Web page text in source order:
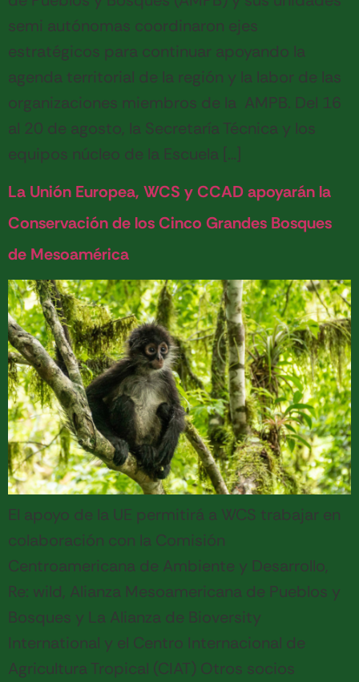
semi autónomas coordinaron ejes
estratégicos para continuar apoyando la
agenda territorial de la región y la labor de las
organizaciones miembros de la AMPB. Del 16
al 20 de agosto, la Secretaría Técnica y los
equipos núcleo de la Escuela […]
La Unión Europea, WCS y CCAD apoyarán la
Conservación de los Cinco Grandes Bosques
de Mesoamérica
El apoyo de la UE permitirá a WCS trabajar en
colaboración con la Comisión
Centroamericana de Ambiente y Desarrollo,
Re: wild, Alianza Mesoamericana de Pueblos y
Bosques y La Alianza de Bioversity
International y el Centro Internacional de
Agricultura Tropical (CIAT) Otros socios